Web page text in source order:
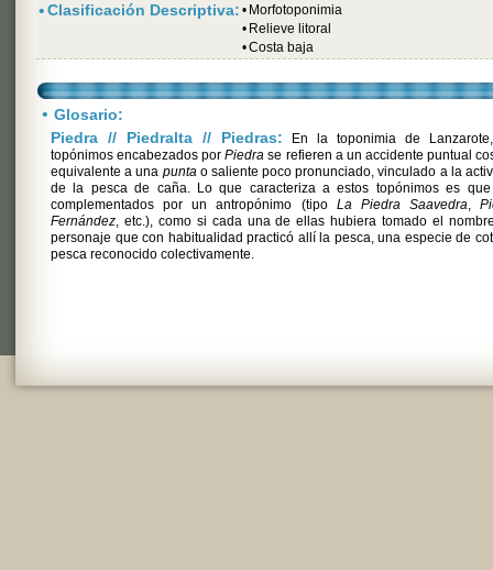
•Clasificación Descriptiva: • Morfotoponimia
• Relieve litoral
•Costa baja
• Glosario:
Piedra // Piedralta // Piedras: En la toponimia de
topónimos encabezados porPiedra se refieren a un accidente puntual
equivalente a una puntao saliente poco pronunciado, vinculado a la
de la pesca de caña. Lo que caracteriza a estos topónimos es
complementados por un antropónimo (tipo La Piedra Saavedra,
Fernández, etc.), como si cada una de ellas hubiera tomado el
personaje que con habitualidad practicó allí la pesca, una especie de
pesca reconocido colectivamente.